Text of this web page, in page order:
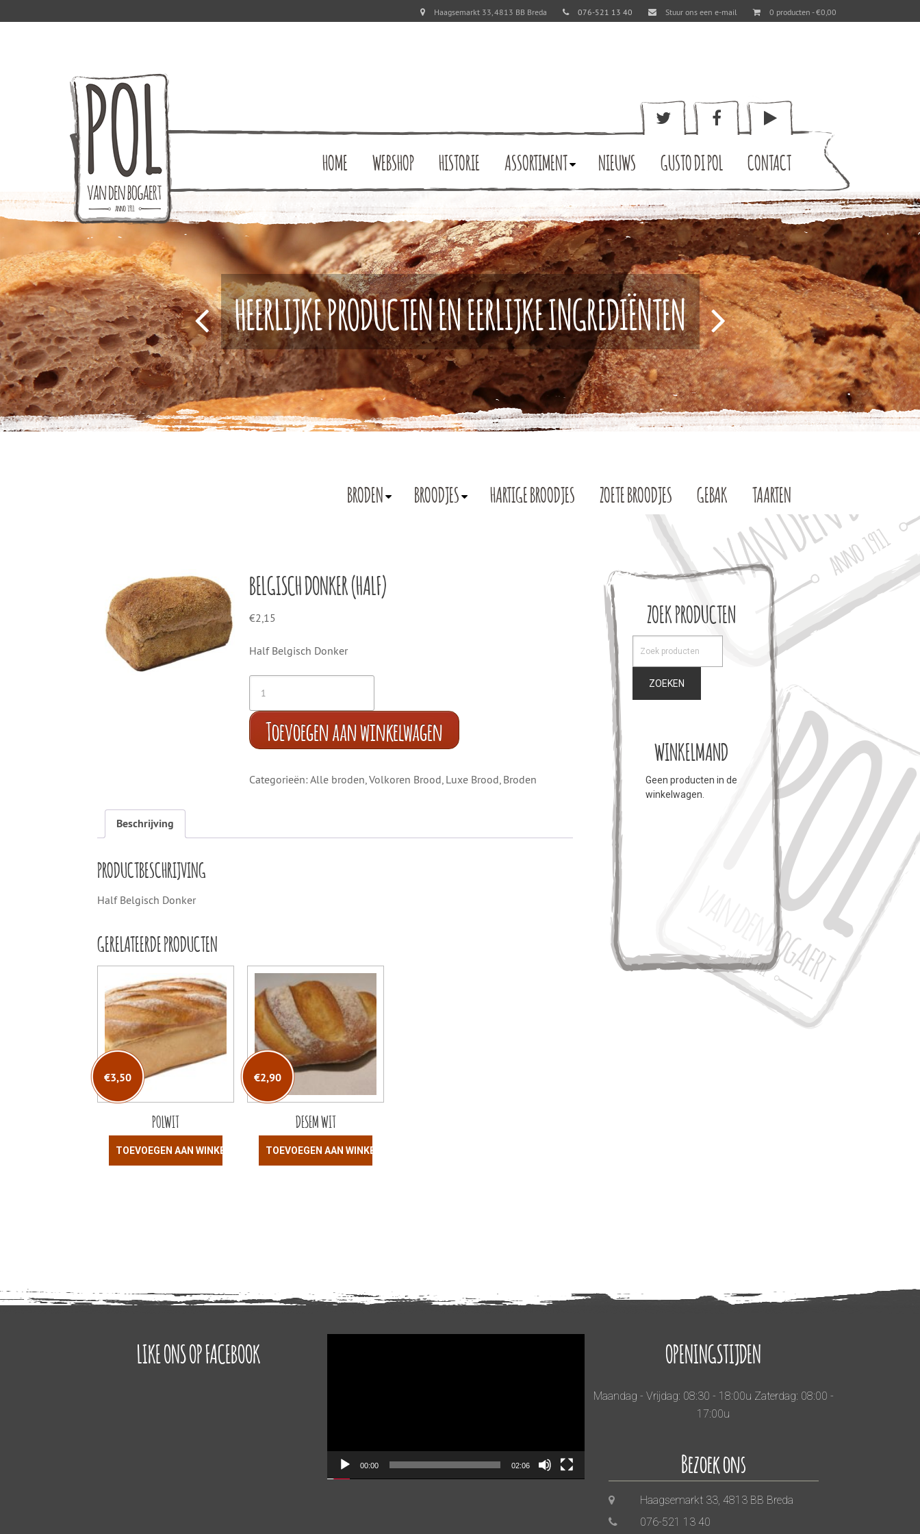
Haagsemarkt 33, 4813 BB Breda 076-521 13 40 Stuur ons een e-mail 0 producten -€0,00
HEERLIJKE PRODUCTEN EN EERLIJKE INGREDIËNTEN
HOME WEBSHOP HISTORIE ASSORTIMENT NIEUWS GUSTO DI POL CONTACT
BRODEN BROODJES HARTIGE BROODJES ZOETE BROODJES GEBAK TAARTEN
BELGISCH DONKER (HALF)
€2,15
Half Belgisch Donker
Toevoegen aan winkelwagen
Categorieën:Alle broden,Volkoren Brood, Luxe Brood, Broden
Beschrijving
PRODUCTBESCHRIJVING
Half Belgisch Donker
GERELATEERDE PRODUCTEN
POLWIT
€3,50
TOEVOEGEN AAN WINKELWAGEN
DESEM WIT
€2,90
TOEVOEGEN AAN WINKELWAGEN
ZOEK PRODUCTEN
ZOEKEN
WINKELMAND
Geen producten in de
winkelwagen.
LIKE ONS OP FACEBOOK
00:00 02:06
OPENINGSTIJDEN
Maandag - Vrijdag: 08:30 - 18:00u Zaterdag: 08:00 -
17:00u
Bezoek ons
Haagsemarkt 33, 4813 BB Breda
076-521 13 40